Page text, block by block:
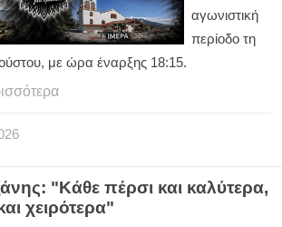
αγωνιστική
περίοδο τη
με ώρα έναρξης 18:15.
"Κάθε πέρσι και καλύτερα,
χειρότερα"